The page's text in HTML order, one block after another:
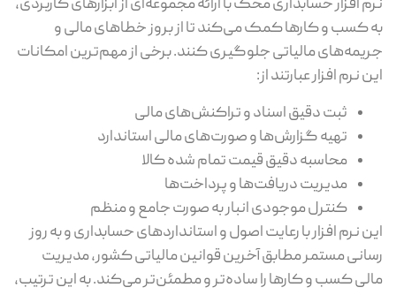
نرم ‌افزار حسابداری محک با ارائه مجموعه‌ای از ابزارهای کاربردی،
به کسب‌ و کارها کمک می‌کند تا از بروز خطاهای مالی و
جریمه‌های مالیاتی جلوگیری کنند. برخی از مهم‌ترین امکانات
این نرم‌ افزار عبارتند از:
ثبت دقیق اسناد و تراکنش‌های مالی
تهیه گزارش‌ها و صورت‌های مالی استاندارد
محاسبه دقیق قیمت تمام ‌شده کالا
مدیریت دریافت‌ها و پرداخت‌ها
کنترل موجودی انبار به ‌صورت جامع و منظم
این نرم‌ افزار با رعایت اصول و استانداردهای حسابداری و به ‌روز
رسانی مستمر مطابق آخرین قوانین مالیاتی کشور، مدیریت
مالی کسب ‌و کارها را ساده‌تر و مطمئن‌تر می‌کند. به این ترتیب،